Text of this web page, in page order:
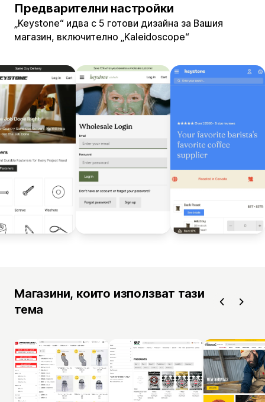
Предварителни настройки
„Keystone“ идва с 5 готови дизайна за Вашия
магазин, включително „Kaleidoscope“
Магазини, които използват тази
тема